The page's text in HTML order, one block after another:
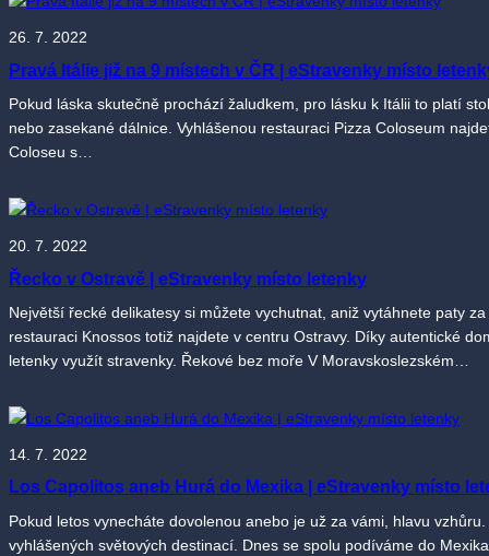
26. 7. 2022
Pravá Itálie již na 9 místech v ČR | eStravenky místo
Pokud láska skutečně prochází žaludkem, pro lásku k Itálii to platí
nebo zasekané dálnice. Vyhlášenou restauraci Pizza Coloseum
Coloseu s…
20. 7. 2022
Řecko v Ostravě | eStravenky místo letenky
Největší řecké delikatesy si můžete vychutnat, aniž vytáhnete paty
restauraci Knossos totiž najdete v centru Ostravy. Díky autentické
letenky využít stravenky. Řekové bez moře V Moravskoslezském…
14. 7. 2022
Los Capolitos aneb Hurá do Mexika | eStravenky místo
Pokud letos vynecháte dovolenou anebo je už za vámi, hlavu
vyhlášených světových destinací. Dnes se spolu podíváme do